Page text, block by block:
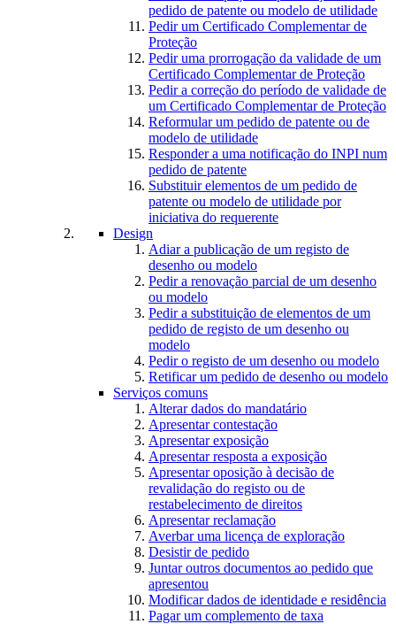
pedido de patente ou modelo de utilidade
Pedir um Certificado Complementar de
Proteção
Pedir uma prorrogação da validade de um
Certificado Complementar de Proteção
Pedir a correção do período de validade de
um Certificado Complementar de Proteção
Reformular um pedido de patente ou de
modelo de utilidade
Responder a uma notificação do INPI num
pedido de patente
Substituir elementos de um pedido de
patente ou modelo de utilidade por
iniciativa do requerente
Design
Adiar a publicação de um registo de
desenho ou modelo
Pedir a renovação parcial de um desenho
ou modelo
Pedir a substituição de elementos de um
pedido de registo de um desenho ou
modelo
Pedir o registo de um desenho ou modelo
Retificar um pedido de desenho ou modelo
Serviços comuns
Alterar dados do mandatário
Apresentar contestação
Apresentar exposição
Apresentar resposta a exposição
Apresentar oposição à decisão de
revalidação do registo ou de
restabelecimento de direitos
Apresentar reclamação
Averbar uma licença de exploração
Desistir de pedido
Juntar outros documentos ao pedido que
apresentou
Modificar dados de identidade e residência
Pagar um complemento de taxa